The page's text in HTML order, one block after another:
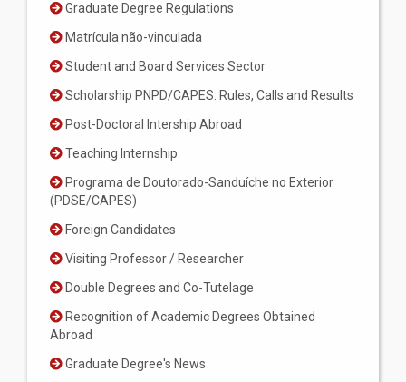
Graduate Degree Regulations
Matrícula não-vinculada
Student and Board Services Sector
Scholarship PNPD/CAPES: Rules, Calls and Results
Post-Doctoral Intership Abroad
Teaching Internship
Programa de Doutorado-Sanduíche no Exterior
(PDSE/CAPES)
Foreign Candidates
Visiting Professor / Researcher
Double Degrees and Co-Tutelage
Recognition of Academic Degrees Obtained
Abroad
Graduate Degree's News